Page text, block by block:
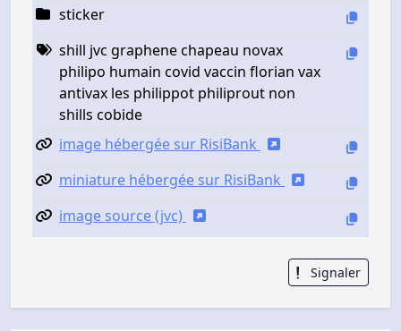
sticker
shill jvc graphene chapeau novax
philipo humain covid vaccin florian vax
antivax les philippot philiprout non
shills cobide
image hébergée sur RisiBank
miniature hébergée sur RisiBank
image source (jvc)
Signaler